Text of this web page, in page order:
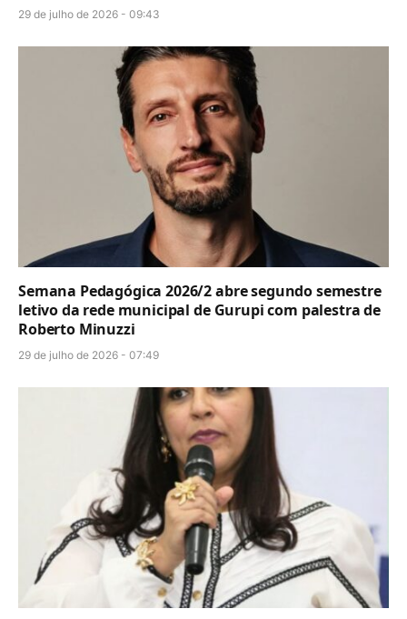
29 de julho de 2026 - 09:43
Semana Pedagógica 2026/2 abre segundo semestre
letivo da rede municipal de Gurupi com palestra de
Roberto Minuzzi
29 de julho de 2026 - 07:49